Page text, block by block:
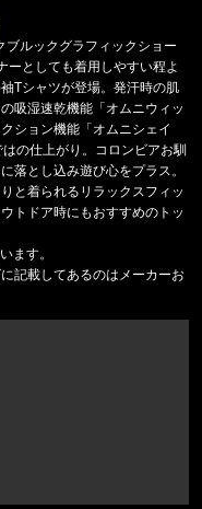
ブルックグラフィックショー
ーとしても着用しやすい程よ
Tシャツが登場。発汗時の肌
吸湿速乾機能「オムニウィッ
ション機能「オムニシェイ
の仕上がり。コロンビアお馴
落とし込み遊び心をプラス。
と着られるリラックスフィッ
トドア時にもおすすめのトッ
ます。
記載してあるのはメーカーお